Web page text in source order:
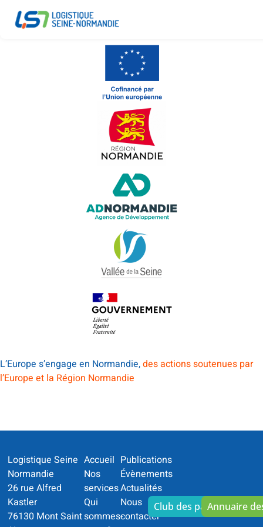
L’Europe s’engage en Normandie,des actions soutenues par
l’Europe et la Région Normandie
Logistique Seine
Normandie
26 rue Alfred
Kastler
76130 Mont Saint
Accueil
Nos
services
Qui
sommes-
Publications
Évènements
Actualités
Nous
contacter
Club des partenaires
Annuaire